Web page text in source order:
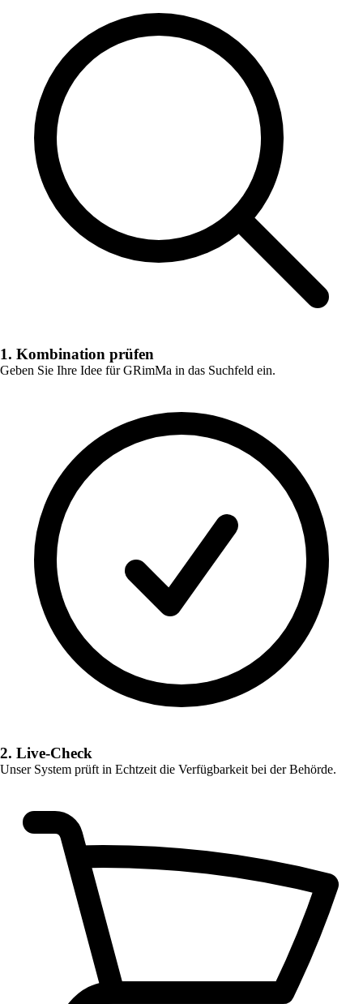
1. Kombination prüfen
Geben Sie Ihre Idee fürGRimMa in das Suchfeld ein.
2. Live-Check
Unser System prüft in Echtzeit die Verfügbarkeit bei der Behörde.